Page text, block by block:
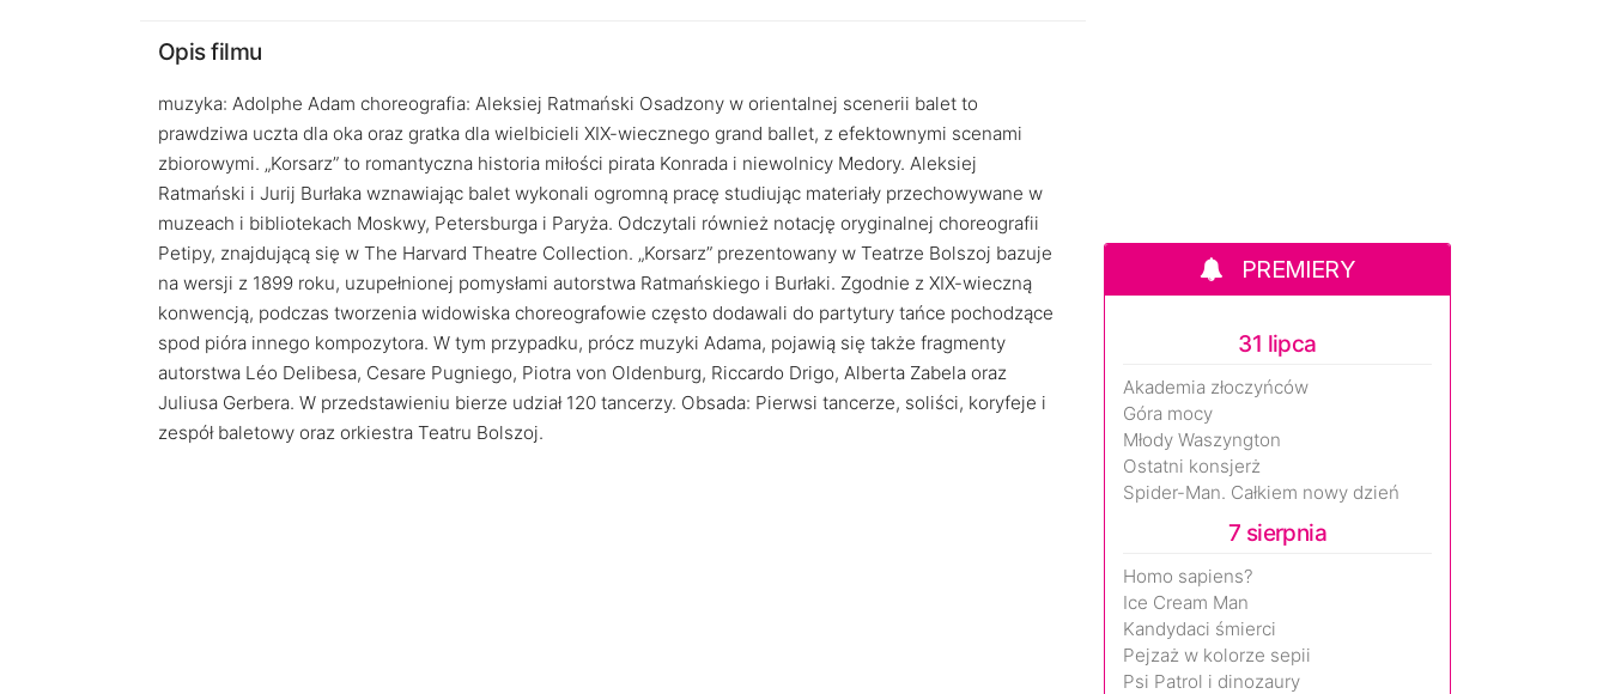
Opis filmu
muzyka: Adolphe Adam choreografia: Aleksiej Ratmański Osadzony w orientalnej scenerii balet to
prawdziwa uczta dla oka oraz gratka dla wielbicieli XIX-wiecznego grand ballet, z efektownymi scenami
zbiorowymi. „Korsarz” to romantyczna historia miłości pirata Konrada i niewolnicy Medory. Aleksiej
Ratmański i Jurij Burłaka wznawiając balet wykonali ogromną pracę studiując materiały przechowywane w
muzeach i bibliotekach Moskwy, Petersburga i Paryża. Odczytali również notację oryginalnej choreografii
Petipy, znajdującą się w The Harvard Theatre Collection. „Korsarz” prezentowany w Teatrze Bolszoj bazuje
na wersji z 1899 roku, uzupełnionej pomysłami autorstwa Ratmańskiego i Burłaki. Zgodnie z XIX-wieczną
konwencją, podczas tworzenia widowiska choreografowie często dodawali do partytury tańce pochodzące
spod pióra innego kompozytora. W tym przypadku, prócz muzyki Adama, pojawią się także fragmenty
autorstwa Léo Delibesa, Cesare Pugniego, Piotra von Oldenburg, Riccardo Drigo, Alberta Zabela oraz
Juliusa Gerbera. W przedstawieniu bierze udział 120 tancerzy. Obsada: Pierwsi tancerze, soliści, koryfeje i
zespół baletowy oraz orkiestra Teatru Bolszoj.
PREMIERY
31 lipca
Akademia złoczyńców
Góra mocy
Młody Waszyngton
Ostatni konsjerż
Spider-Man. Całkiem nowy dzień
7 sierpnia
Homo sapiens?
Ice Cream Man
Kandydaci śmierci
Pejzaż w kolorze sepii
Psi Patrol i dinozaury